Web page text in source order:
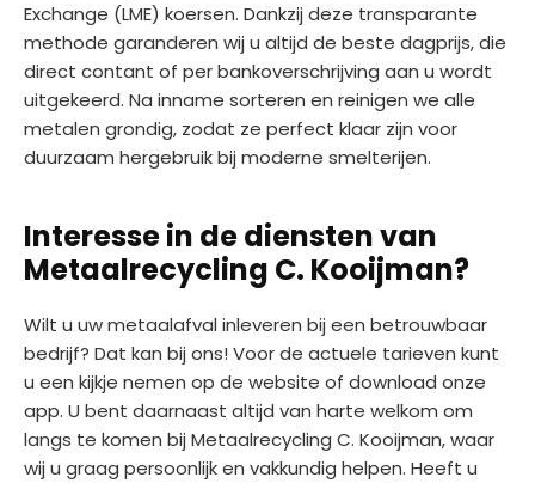
Exchange (LME) koersen. Dankzij deze transparante
methode garanderen wij u altijd de beste dagprijs, die
direct contant of per bankoverschrijving aan u wordt
uitgekeerd. Na inname sorteren en reinigen we alle
metalen grondig, zodat ze perfect klaar zijn voor
duurzaam hergebruik bij moderne smelterijen.
Interesse in de diensten van
Metaalrecycling C. Kooijman?
Wilt u uw metaalafval inleveren bij een betrouwbaar
bedrijf? Dat kan bij ons! Voor de actuele tarieven kunt
u een kijkje nemen op de website of download onze
app. U bent daarnaast altijd van harte welkom om
langs te komen bij Metaalrecycling C. Kooijman, waar
wij u graag persoonlijk en vakkundig helpen. Heeft u